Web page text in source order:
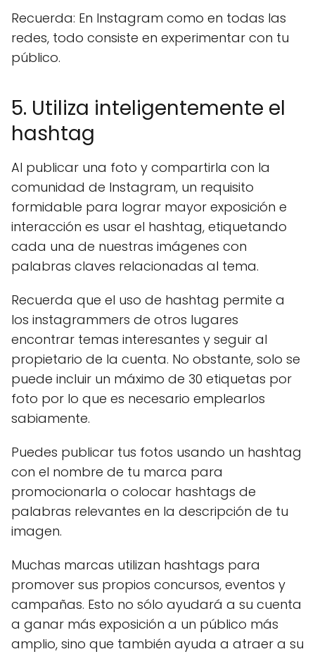
Recuerda: En Instagram como en todas las
redes, todo consiste en experimentar con tu
público.
5. Utiliza inteligentemente el
hashtag
Al publicar una foto y compartirla con la
comunidad de Instagram, un requisito
formidable para lograr mayor exposición e
interacción es usar el hashtag, etiquetando
cada una de nuestras imágenes con
palabras claves relacionadas al tema.
Recuerda que el uso de hashtag permite a
los instagrammers de otros lugares
encontrar temas interesantes y seguir al
propietario de la cuenta. No obstante, solo se
puede incluir un máximo de 30 etiquetas por
foto por lo que es necesario emplearlos
sabiamente.
Puedes publicar tus fotos usando un hashtag
con el nombre de tu marca para
promocionarla o colocar hashtags de
palabras relevantes en la descripción de tu
imagen.
Muchas marcas utilizan hashtags para
promover sus propios concursos, eventos y
campañas. Esto no sólo ayudará a su cuenta
a ganar más exposición a un público más
amplio, sino que también ayuda a atraer a su